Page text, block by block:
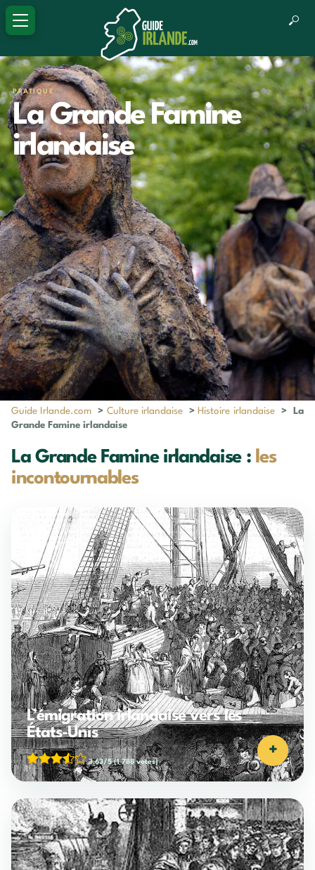
PRATIQUE
La Grande Famine
irlandaise
Guide Irlande.com > Culture irlandaise > Histoire irlandaise >
La
Grande Famine irlandaise
La Grande Famine irlandaise : les
incontournables
L’émigration irlandaise vers les
États-Unis
3,63/5(1 788 votes)
+